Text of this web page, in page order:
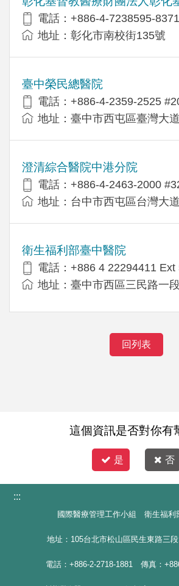
電話：+886-4-7238595-8371
地址：彰化市南校街135號
臺中榮民總醫院
電話：+886-4-2359-2525
地址：臺中市西屯區臺灣大
澄清綜合醫院中港分院
電話：+886-4-2463-2000
地址：台中市西屯區台灣大
衛生福利部臺中醫院
電話：+886 4 22294411 Ext
地址：臺中市西區三民路一
回列表
這個資訊是否對你有
是 否
:::
國際醫療管理工作小組 衛生福利
地址：105台北市松山區民生東路三
電話：+886-2-2718-1881 傳真：